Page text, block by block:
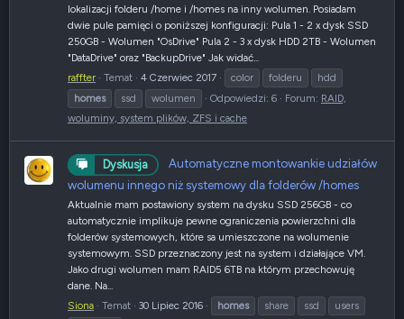
lokalizacji folderu /home i /homes na inny wolumen. Posiadam
dwie pule pamięci o poniższej konfiguracji: Pula 1 - 2 x dysk SSD
250GB - Wolumen "OsDrive" Pula 2 - 3 x dysk HDD 2TB - Wolumen
"DataDrive" oraz "BackupDrive" Jak widać...
raffter
Temat 4 Czerwiec 2017 color folderu
hdd
homes
ssd wolumen Odpowiedzi: 6 Forum: RAID,
woluminy, system plików, ZFS i cache
Dyskusja
Automatyczne montowankie udziałów
wolumenu innego niż systemowy dla folderów /homes
Aktualnie mam postawiony system na dysku SSD 256GB - co
automatycznie implikuje pewne ograniczenia powierzchni dla
folderów systemowych, które sa umieszczone na wolumenie
systemowym. SSD przeznaczony jest na system i działające VM.
Jako drugi wolumen mam RAID5 6TB na którym przechowuję
dane. Na...
Siona
Temat 30 Lipiec 2016 homes share ssd
users